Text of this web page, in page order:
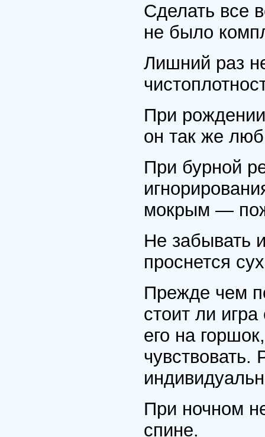
Сделать все
не было
Лишний раз
При
он так же
При бурной
мокрым —
Не забывать
проснется
Прежде чем
стоит ли
его на
чувствовать.
При ночном
спине.